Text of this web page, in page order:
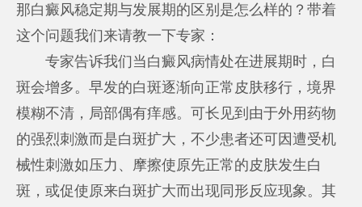
那白癜风稳定期与发展期的区别是怎么样的？带着
这个问题我们来请教一下专家：
专家告诉我们当白癜风病情处在进展期时，白
斑会增多。早发的白斑逐渐向正常皮肤移行，境界
模糊不清，局部偶有痒感。可长见到由于外用药物
的强烈刺激而是白斑扩大，不少患者还可因遭受机
械性刺激如压力、摩擦使原先正常的皮肤发生白
斑，或促使原来白斑扩大而出现同形反应现象。其